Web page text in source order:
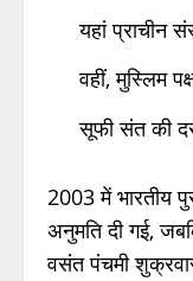
यहां प्राचीन
वहीं, मुस्लिम
सूफी संत की
2003 में भारतीय
अनुमति दी गई,
वसंत पंचमी